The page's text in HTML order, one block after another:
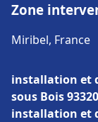
Zone
Miribel, France
installation et
sous Bois 93320
installation et